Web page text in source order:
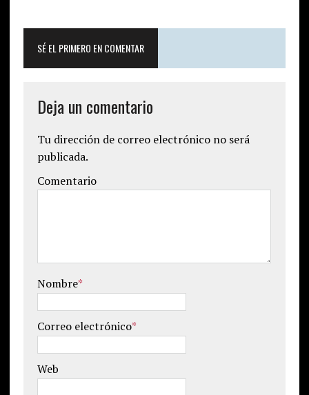
SÉ EL PRIMERO EN COMENTAR
Deja un comentario
Tu dirección de correo electrónico no será
publicada.
Comentario
Nombre*
Correo electrónico*
Web